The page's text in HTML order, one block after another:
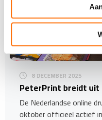
8 DECEMBER 2025
PeterPrint breidt uit
De Nederlandse online
oktober officieel actief